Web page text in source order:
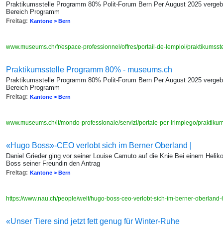
Praktikumsstelle Programm 80% Polit-Forum Bern Per August 2025
Bereich Programm
Freitag: Kantone > Bern
www.museums.ch/fr/espace-professionnel/offres/portail-de-lemploi/
Praktikumsstelle Programm 80% - museums.ch
Praktikumsstelle Programm 80% Polit-Forum Bern Per August 2025
Bereich Programm
Freitag: Kantone > Bern
www.museums.ch/it/mondo-professionale/servizi/portale-per-lrimpiego/
«Hugo Boss»-CEO verlobt sich im Berner Oberland |
Daniel Grieder ging vor seiner Louise Camuto auf die Knie Bei einem
Boss seiner Freundin den Antrag
Freitag: Kantone > Bern
https://www.nau.ch/people/welt/hugo-boss-ceo-verlobt-sich-im-berner-
«Unser Tiere sind jetzt fett genug für Winter-Ruhe